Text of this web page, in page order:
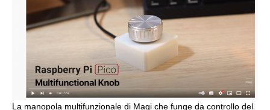
La manopola multifunzionale di Magi che funge da controllo del